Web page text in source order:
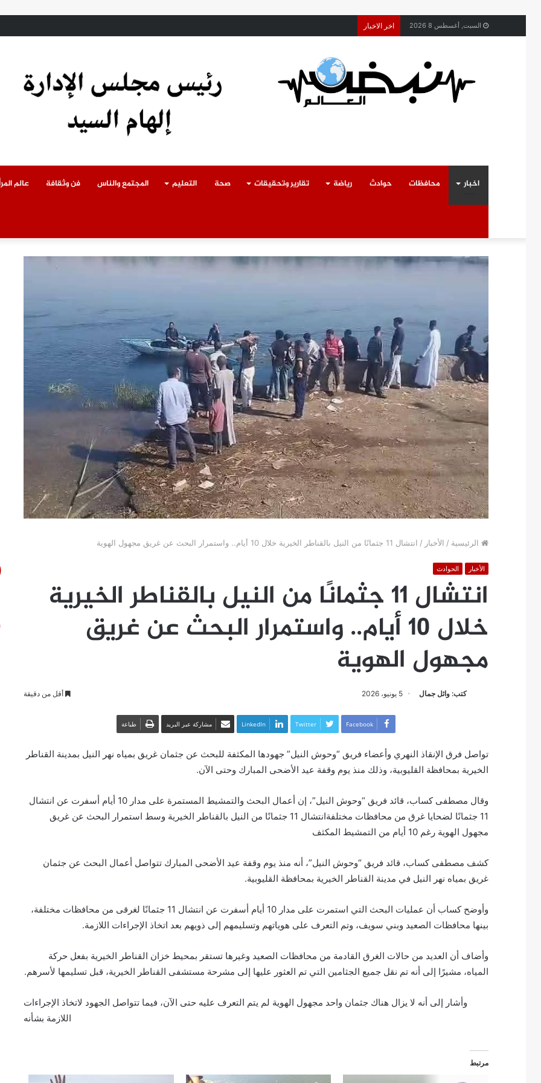
السبت, أغسطس 8 2026 اخر الاخبار
اخبار محافظات حوادث رياضة تقارير وتحقيقات صحة التعليم المجتمع والناس فن وثقافة عالم
الرئيسية / الأخبار / انتشال 11 جثمانًا من النيل بالقناطر الخيرية خلال 10 أيام.. واستمرار البحث عن غريق مجهول الهوية
الأخبار الحوادث
انتشال 11 جثمانًا من النيل بالقناطر الخيرية
خلال 10 أيام.. واستمرار البحث عن غريق
مجهول الهوية
كتب: وائل جمال 5 يونيو، 2026 أقل من دقيقة
Facebook
Twitter
LinkedIn مشاركة عبر البريد طباعة
تواصل فرق الإنقاذ النهري وأعضاء فريق “وحوش النيل” جهودها المكثفة للبحث عن جثمان غريق بمياه نهر النيل بمدينة القناطر
الخيرية بمحافظة القليوبية، وذلك منذ يوم وقفة عيد الأضحى المبارك وحتى الآن.
وقال مصطفى كساب، قائد فريق “وحوش النيل”، إن أعمال البحث والتمشيط المستمرة على مدار 10 أيام أسفرت عن انتشال
11 جثمانًا لضحايا غرق من محافظات مختلفةانتشال 11 جثمانًا من النيل بالقناطر الخيرية وسط استمرار البحث عن غريق
مجهول الهوية رغم 10 أيام من التمشيط المكثف
كشف مصطفى كساب، قائد فريق “وحوش النيل”، أنه منذ يوم وقفة عيد الأضحى المبارك تتواصل أعمال البحث عن جثمان
غريق بمياه نهر النيل في مدينة القناطر الخيرية بمحافظة القليوبية.
وأوضح كساب أن عمليات البحث التي استمرت على مدار 10 أيام أسفرت عن انتشال 11 جثمانًا لغرقى من محافظات مختلفة،
بينها محافظات الصعيد وبني سويف، وتم التعرف على هوياتهم وتسليمهم إلى ذويهم بعد اتخاذ الإجراءات اللازمة.
وأضاف أن العديد من حالات الغرق القادمة من محافظات الصعيد وغيرها تستقر بمحيط خزان القناطر الخيرية بفعل حركة
المياه، مشيرًا إلى أنه تم نقل جميع الجثامين التي تم العثور عليها إلى مشرحة مستشفى القناطر الخيرية، قبل تسليمها لأسرهم.
وأشار إلى أنه لا يزال هناك جثمان واحد مجهول الهوية لم يتم التعرف عليه حتى الآن، فيما تتواصل الجهود لاتخاذ الإجراءات
اللازمة بشأنه
مرتبط